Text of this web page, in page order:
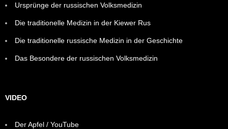
Ursprünge der russischen Volksmedizin
Die traditionelle Medizin in der Kiewer Rus
Die traditionelle russische Medizin in der Geschichte
Das Besondere der russischen Volksmedizin
VIDEO
Der Apfel / YouTube